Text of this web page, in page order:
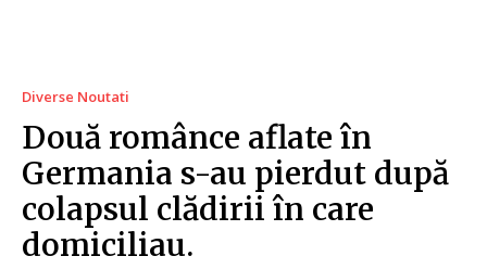
Diverse Noutati
Două românce aflate în
Germania s-au pierdut după
colapsul clădirii în care
domiciliau.